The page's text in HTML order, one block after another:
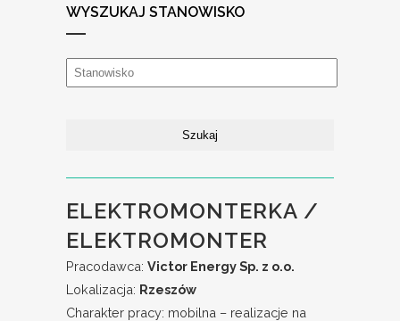
WYSZUKAJ STANOWISKO
ELEKTROMONTERKA /
ELEKTROMONTER
Pracodawca: Victor Energy Sp. z o.o.
Lokalizacja: Rzeszów
Charakter pracy: mobilna – realizacje na